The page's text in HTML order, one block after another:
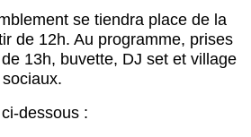
se tiendra place de la
de 12h. Au programme, prises
13h, buvette, DJ set et village
dessous :